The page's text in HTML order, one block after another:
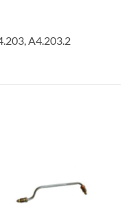
A4.203.2